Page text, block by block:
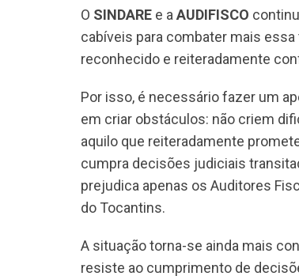
O SINDARE e a AUDIFISCO
cabíveis para combater mais
reconhecido e reiteradamente
Por isso, é necessário fazer um
em criar obstáculos: não criem
aquilo que reiteradamente
cumpra decisões judiciais
prejudica apenas os Auditores
do Tocantins.
A situação torna-se ainda mais
resiste ao cumprimento de